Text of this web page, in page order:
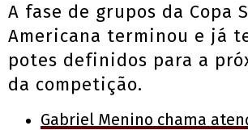
A fase de grupos da Copa
Americana terminou e já
potes definidos para a
da competição.
Gabriel Menino chama